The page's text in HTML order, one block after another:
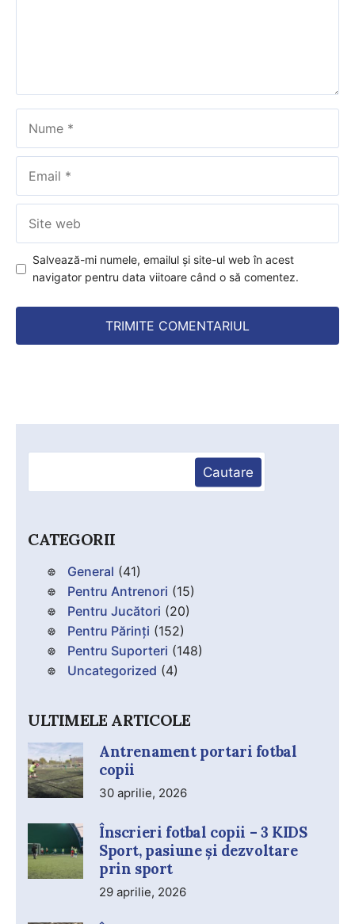
web
Salvează-mi numele, emailul și site-ul web în acest
navigator pentru data viitoare când o să comentez.
Cautare
CATEGORII
General (41)
Pentru Antrenori (15)
Pentru Jucători (20)
Pentru Părinți (152)
Pentru Suporteri (148)
Uncategorized (4)
ULTIMELE ARTICOLE
Antrenament portari fotbal
copii
30 aprilie, 2026
Înscrieri fotbal copii – 3 KIDS
Sport, pasiune și dezvoltare
prin sport
29 aprilie, 2026